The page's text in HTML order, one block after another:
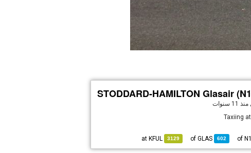
STODDARD-HAMILTON Glasair
منذ 11 سنوات
Taxiing
602
GLAS
3129
KFUL